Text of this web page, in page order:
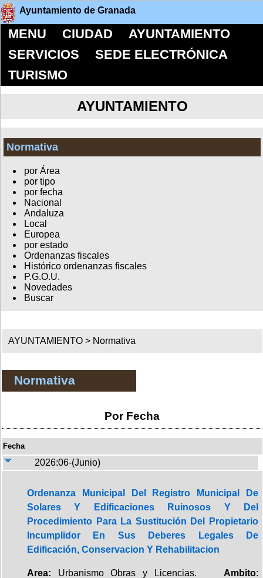
Ayuntamiento de Granada
MENU CIUDAD
AYUNTAMIENTO
SERVICIOS
SEDE ELECTRÓNICA
TURISMO
AYUNTAMIENTO
Normativa
por Área
por tipo
por fecha
Nacional
Andaluza
Local
Europea
por estado
Ordenanzas fiscales
Histórico ordenanzas fiscales
P.G.O.U.
Novedades
Buscar
AYUNTAMIENTO > Normativa
Normativa
Por Fecha
Fecha
2026:06-(Junio)
Ordenanza Municipal Del Registro Municipal De
Solares Y Edificaciones Ruinosos Y Del
Procedimiento Para La Sustitución Del Propietario
Incumplidor En Sus Deberes Legales De
Edificación, Conservacion Y Rehabilitacion
Area: Urbanismo Obras y Licencias. Ambito: